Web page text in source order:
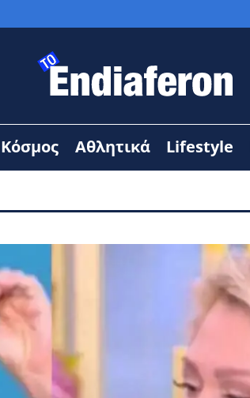
Κόσμος Αθλητικά Lifestyle